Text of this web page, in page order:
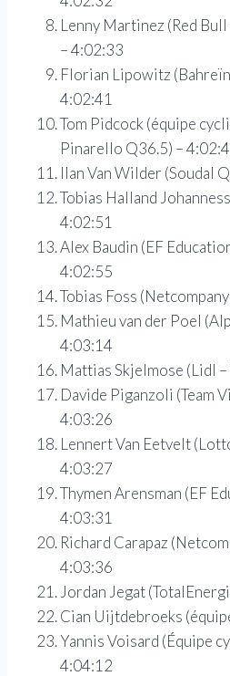
Lenny Martinez (Red
– 4:02:33
Florian Lipowitz
4:02:41
Tom Pidcock (équipe
Pinarello Q36.5) –
Ilan Van Wilder (Soudal
Tobias Halland
4:02:51
Alex Baudin (EF
4:02:55
Tobias Foss
Mathieu van der Poel
4:03:14
Mattias Skjelmose (Lidl
Davide Piganzoli (Team
4:03:26
Lennert Van Eetvelt
4:03:27
Thymen Arensman (EF
4:03:31
Richard Carapaz
4:03:36
Jordan Jegat
Cian Uijtdebroeks
Yannis Voisard (Équipe
4:04:12